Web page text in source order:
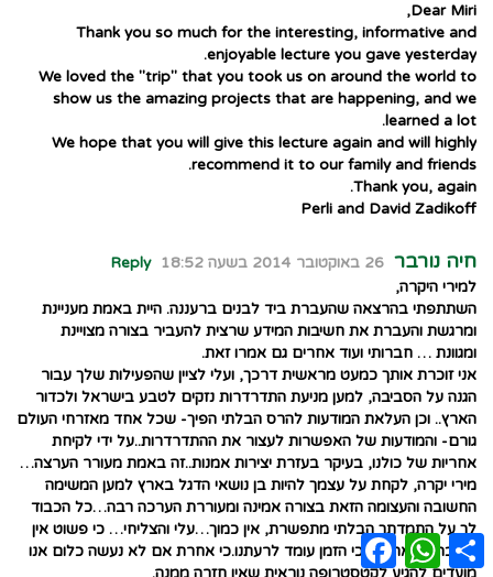
Dear Miri,
Thank you so much for the interesting, informative and
enjoyable lecture you gave yesterday.
We loved the "trip" that you took us on around the world to
show us the amazing projects that are happening, and we
learned a lot.
We hope that you will give this lecture again and will highly
recommend it to our family and friends.
Thank you, again.
Perli and David Zadikoff
חיה נורבר 26 באוקטובר 2014 בשעה 18:52
Reply
למירי היקרה,
השתתפתי בהרצאה שהעברת ביד לבנים ברעננה. היית באמת מעניינת
ומרגשת והעברת את חשיבות המידע שרצית להעביר בצורה מצויינת
ומגוונת … חברותי ועוד אחרים גם אמרו זאת.
אני זוכרת אותך כמעט מראשית דרכך, ועלי לציין שהפעילות שלך עבור
הגנה על הסביבה, למען מניעת התדרדרות נזקים לטבע בישראל ולכדור
הארץ.. וכן העלאת המודעות להרס הבלתי הפיך- שכל אחד מאזרחי העולם
גורם- והמודעות של האפשרות לעצור את ההתדרדרות..על ידי לקיחת
אחריות של כולנו, בעיקר בעזרת יצירות אמנות..זה באמת מעורר הערצה…
מירי יקרה, לקחת על עצמך להיות בן נושאי הדגל בארץ למען המשימה
החשובה והעצומה הזאת בצורה אמינה ומעוררת הערכה רבה…כל הכבוד
לך על התמדתך הבלתי מתפשרת, אין כמוך…עלי והצליחי… כי פשוט אין
לנו ברירה אחרת, כי הזמן עומד לרעתנו.כי אחרת אם לא נעשה כלום אנו
מועדים להגיע לקטסטרופה נוראית שאין חזרה ממנה.
Facebook
WhatsAppShare